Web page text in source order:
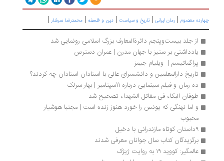
چهارده معصوم | رمان ایرانی | تاریخ و سیاست | دین و فلسفه | محمدرضا سرشار |
از جلد بیست‌وپنجم دائرةالمعارف بزرگ اسلامی رونمایی شد
یادداشتی بر ستیز با جهان مدرن | عمران دسترس
پراگماتیسم |  ویلیام جیمز
تاریخ دارالمعلمین و دانشسرای عالی با استادان استادان چه کردند؟
ده رمان و فیلم سینمایی درباره 11سپتامبر | بهار سرلک
طوفان البکاء فی مقاتل الشهداء تصحیح شد
محبوب
۹داستان کوتاه مازندرانی با دخیل
برگزیدگان کتاب سال جوانان معرفی شدند
عالمگیر: کووید ۱۹ به روایت ژیژک